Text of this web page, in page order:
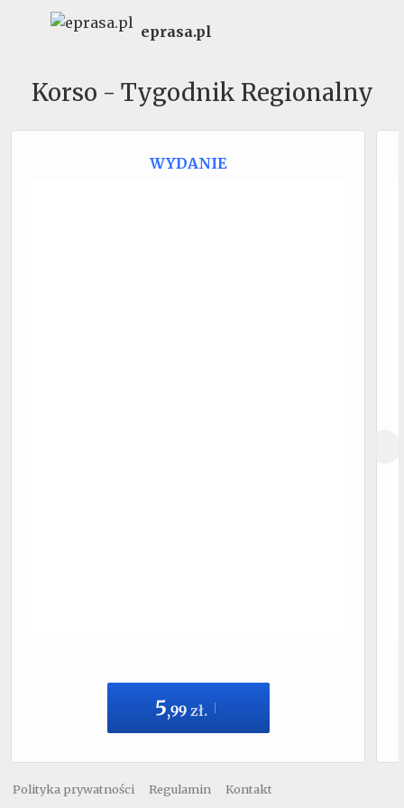
eprasa.pl
Korso - Tygodnik Regionalny
WYDANIE
5,99 zł.
Polityka prywatności Regulamin Kontakt